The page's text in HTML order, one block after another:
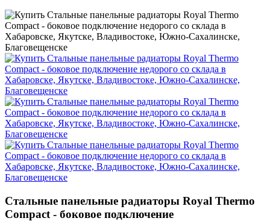
Стальные панельные радиаторы Royal Thermo
Compact - боковое подключение